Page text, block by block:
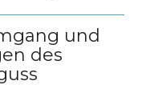
und
des